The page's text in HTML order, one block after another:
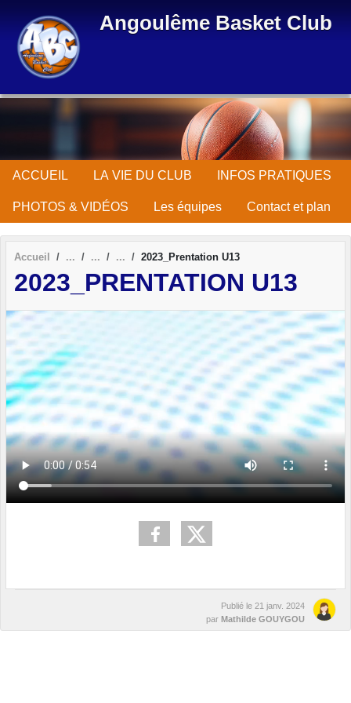
Angoulême Basket Club
ACCUEIL LA VIE DU CLUB INFOS PRATIQUES
PHOTOS & VIDÉOS Les équipes Contact et plan
Accueil 2023_Prentation U13
2023_PRENTATION U13
Publié le 21 janv. 2024
par Mathilde GOUYGOU